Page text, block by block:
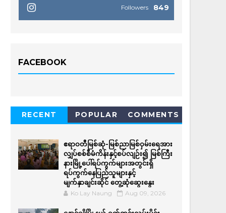
849
Followers
FACEBOOK
RECENT POPULAR COMMENTS
ဧရာဝတီမြစ်ဆုံ-မြစ်ညာမြစ်ဝှမ်းရေအား
လျှပ်စစ်စီမံကိန်းနှင့်စပ်လျဉ်း၍ မြစ်ကြီး
နားမြို့ပေါ်ရပ်ကွက်များအတွင်းရှိ
ရပ်ကွက်နေပြည်သူများနှင့်
မျက်နှာချင်းဆိုင် တွေ့ဆုံဆွေးနွေး
Ko Lay Naung Aug 09, 2026